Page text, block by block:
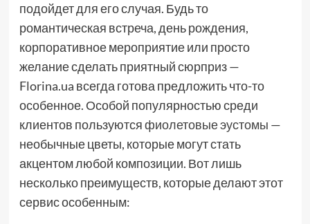
подойдет для его случая. Будь то
романтическая встреча, день рождения,
корпоративное мероприятие или просто
желание сделать приятный сюрприз —
Florina.ua всегда готова предложить что-то
особенное. Особой популярностью среди
клиентов пользуютсяфиолетовые эустомы —
необычные цветы, которые могут стать
акцентом любой композиции. Вот лишь
несколько преимуществ, которые делают этот
сервис особенным: